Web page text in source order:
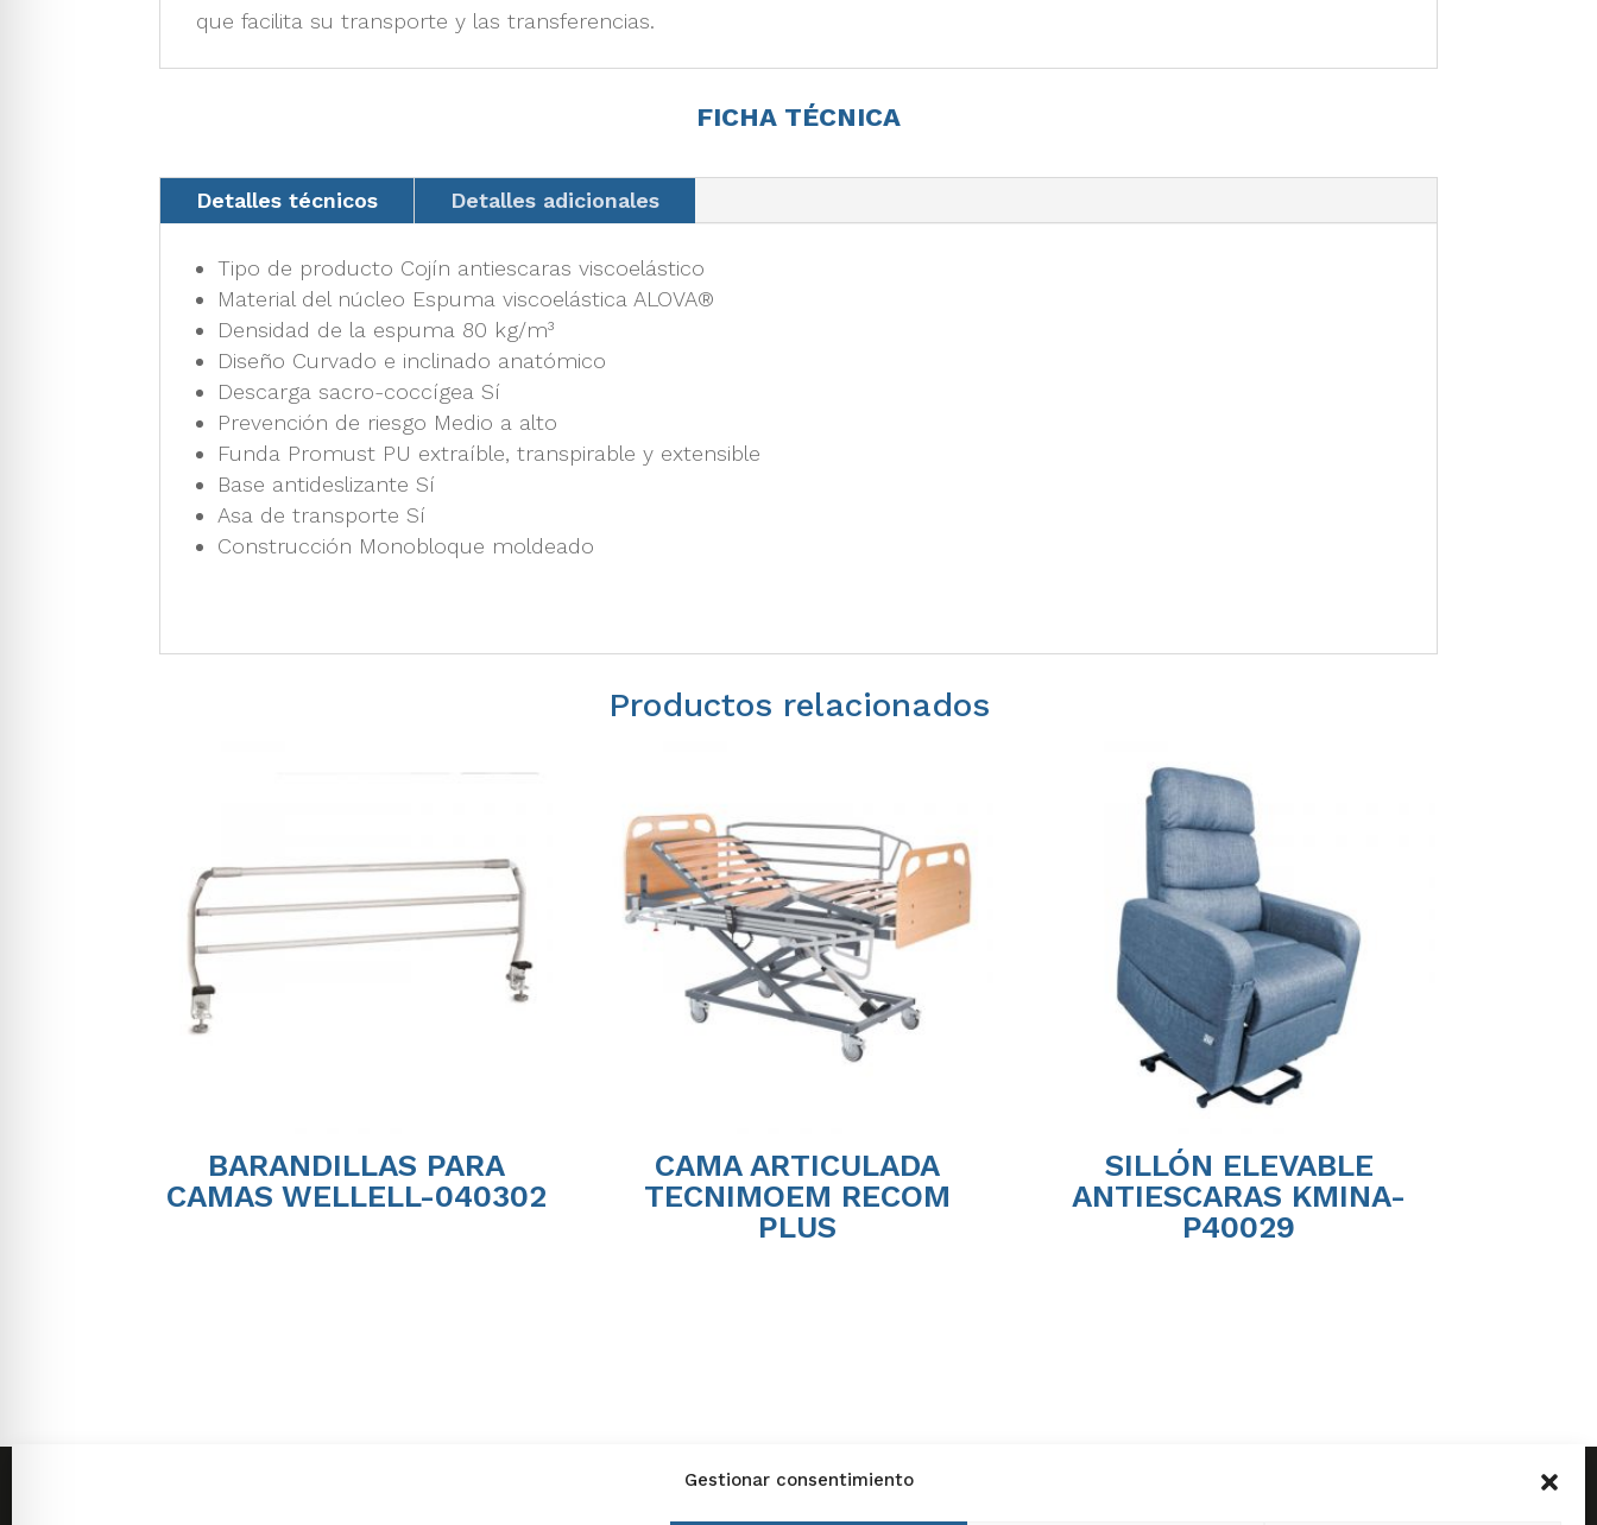
Gestionar consentimiento
que facilita su transporte y las transferencias.
FICHA TÉCNICA
Detalles técnicos Detalles adicionales
Tipo de producto Cojín antiescaras viscoelástico
Material del núcleo Espuma viscoelástica ALOVA®
Densidad de la espuma 80 kg/m³
Diseño Curvado e inclinado anatómico
Descarga sacro-coccígea Sí
Prevención de riesgo Medio a alto
Funda Promust PU extraíble, transpirable y extensible
Base antideslizante Sí
Asa de transporte Sí
Construcción Monobloque moldeado
Productos relacionados
BARANDILLAS PARA
CAMAS WELLELL-040302
CAMA ARTICULADA
TECNIMOEM RECOM
PLUS
SILLÓN ELEVABLE
ANTIESCARAS KMINA-
P40029